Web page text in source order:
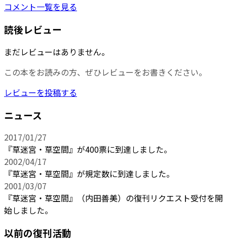
コメント一覧を見る
読後レビュー
まだレビューはありません。
この本をお読みの方、ぜひレビューをお書きください。
レビューを投稿する
ニュース
2017/01/27
『草迷宮・草空間』が400票に到達しました。
2002/04/17
『草迷宮・草空間』が規定数に到達しました。
2001/03/07
『草迷宮・草空間』（内田善美）の復刊リクエスト受付を開
始しました。
以前の復刊活動